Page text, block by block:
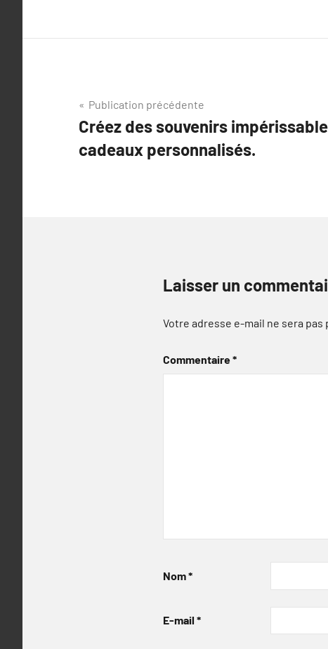
Navigation
de
l’article
Publication précédente
Créez des souvenirs
cadeaux personnalisés.
Laisser un
Votre adresse e-mail ne sera pas
Commentaire*
Nom*
E-mail *